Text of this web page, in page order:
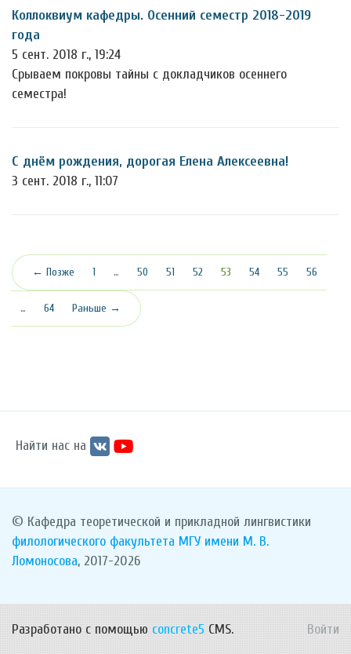
Коллоквиум кафедры. Осенний семестр 2018-2019
года
5 сент. 2018 г., 19:24
Срываем покровы тайны с докладчиков осеннего
семестра!
С днём рождения, дорогая Елена Алексеевна!
3 сент. 2018 г., 11:07
← Позже 1 … 50 51 52 53 (текущая)
54 55 56
… 64 Раньше →
Найти нас на
© Кафедра теоретической и прикладной лингвистики
филологического факультета МГУ имени М. В.
Ломоносова, 2017-2026
Разработано с помощью concrete5 CMS. Войти